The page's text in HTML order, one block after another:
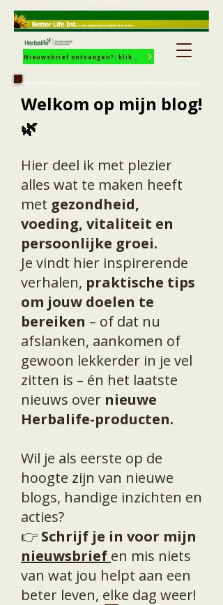
Welkom op mijn blog!
🌿
Hier deel ik met plezier
alles wat te maken heeft
met gezondheid,
voeding, vitaliteit en
persoonlijke groei.
Je vindt hier inspirerende
verhalen, praktische tips
om jouw doelen te
bereiken – of dat nu
afslanken, aankomen of
gewoon lekkerder in je vel
zitten is – én het laatste
nieuws over nieuwe
Herbalife-producten.
Wil je als eerste op de
hoogte zijn van nieuwe
blogs, handige inzichten en
acties?
👉 Schrijf je in voor mijn
nieuwsbrief en mis niets
van wat jou helpt aan een
beter leven, elke dag weer!